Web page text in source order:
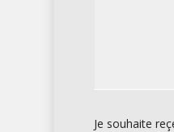
Je souhaite